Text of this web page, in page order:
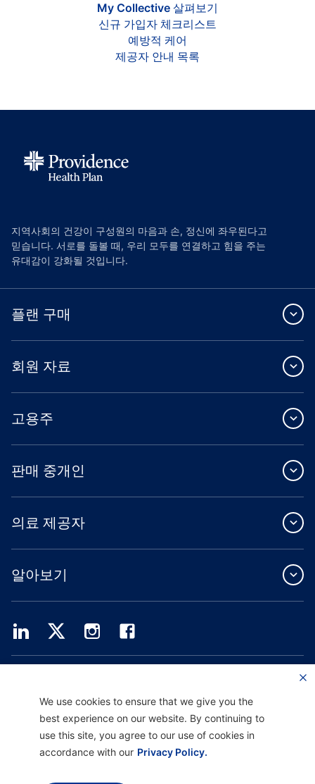
My Collective 살펴보기
신규 가입자 체크리스트
예방적 케어
제공자 안내 목록
지역사회의 건강이 구성원의 마음과 손, 정신에 좌우된다고
믿습니다. 서로를 돌볼 때, 우리 모두를 연결하고 힘을 주는
유대감이 강화될 것입니다.
플랜 구매
회원 자료
고용주
판매 중개인
의료 제공자
알아보기
Providence Health Assurance는 Medicare 및 Oregon Health Plan 계약을 체결한
은 계약 갱신에 따라 달라집니다.
We use cookies to ensure that we give you the
best experience on our website. By continuing to
use this site, you agree to our use of cookies in
accordance with our Privacy Policy.